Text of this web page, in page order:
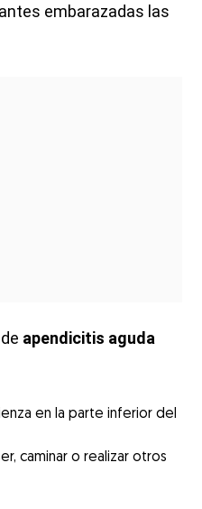
embarazadas las
apendicitis aguda
en la parte inferior del
caminar o realizar otros